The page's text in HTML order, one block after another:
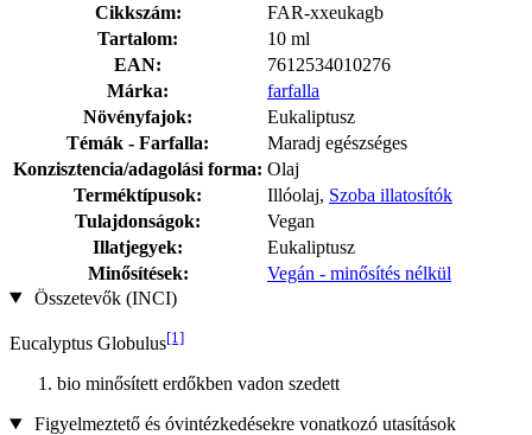
Cikkszám:
FAR-xxeukagb
Tartalom:
10 ml
EAN:
7612534010276
Márka:
farfalla
Növényfajok:
Eukaliptusz
Témák - Farfalla:
Maradj egészséges
Konzisztencia/adagolási forma: Olaj
Terméktípusok:
Illóolaj, Szoba illatosítók
Tulajdonságok:
Vegan
Illatjegyek:
Eukaliptusz
Minősítések:
Vegán - minősítés nélkül
Összetevők (INCI)
Eucalyptus Globulus[1]
bio minősített erdőkben vadon szedett
Figyelmeztető és óvintézkedésekre vonatkozó utasítások